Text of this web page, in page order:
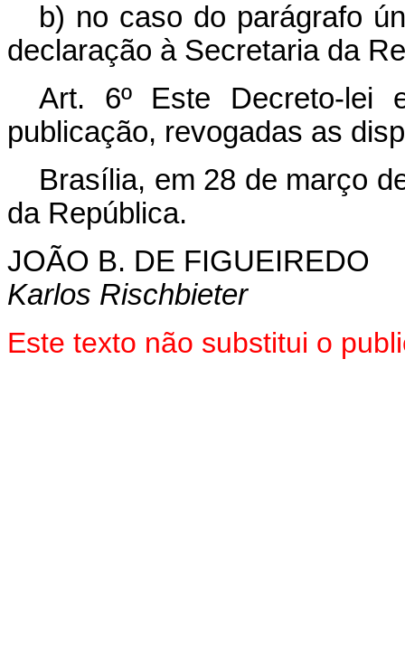
b) no caso do parágrafo
declaração à Secretaria da
Art. 6º Este Decreto-lei
publicação, revogadas as
Brasília, em 28 de março
da República.
JOÃO B. DE FIGUEIREDO
Karlos Rischbieter
Este texto não substitui o